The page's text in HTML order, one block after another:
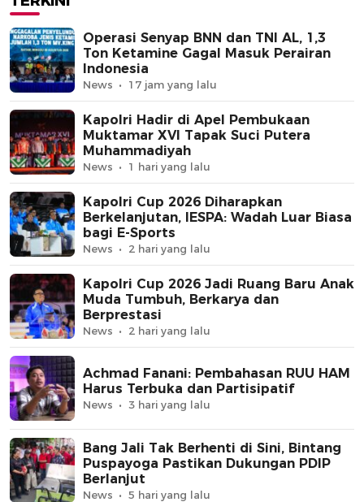
Operasi Senyap BNN dan TNI AL, 1,3
Ton Ketamine Gagal Masuk Perairan
Indonesia
News 17 jam yang lalu
Kapolri Hadir di Apel Pembukaan
Muktamar XVI Tapak Suci Putera
Muhammadiyah
News 1 hari yang lalu
Kapolri Cup 2026 Diharapkan
Berkelanjutan, IESPA: Wadah Luar Biasa
bagi E-Sports
News 2 hari yang lalu
Kapolri Cup 2026 Jadi Ruang Baru Anak
Muda Tumbuh, Berkarya dan
Berprestasi
News 2 hari yang lalu
Achmad Fanani: Pembahasan RUU HAM
Harus Terbuka dan Partisipatif
News 3 hari yang lalu
Bang Jali Tak Berhenti di Sini, Bintang
Puspayoga Pastikan Dukungan PDIP
Berlanjut
News 5 hari yang lalu